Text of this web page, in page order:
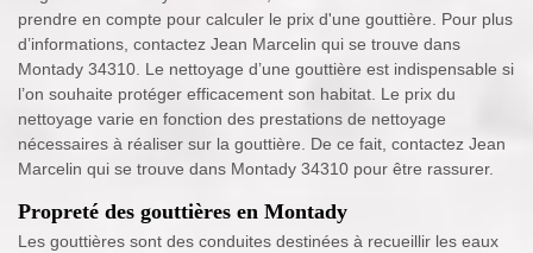
prendre en compte pour calculer le prix d'une gouttière. Pour plus
d’informations, contactez Jean Marcelin qui se trouve dans
Montady 34310. Le nettoyage d’une gouttière est indispensable si
l’on souhaite protéger efficacement son habitat. Le prix du
nettoyage varie en fonction des prestations de nettoyage
nécessaires à réaliser sur la gouttière. De ce fait, contactez Jean
Marcelin qui se trouve dans Montady 34310 pour être rassurer.
Propreté des gouttières en Montady
Les gouttières sont des conduites destinées à recueillir les eaux